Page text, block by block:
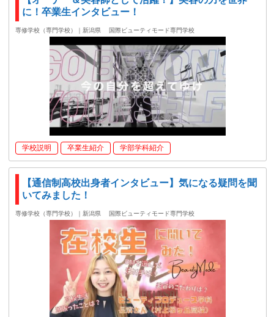
に！卒業生インタビュー！
専修学校（専門学校）｜新潟県 国際ビューティモード専門学校
学校説明 卒業生紹介 学部学科紹介
【通信制高校出身者インタビュー】気になる疑問を聞
いてみました！
専修学校（専門学校）｜新潟県 国際ビューティモード専門学校